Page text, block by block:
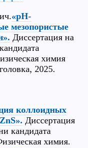
«pH-
мезопористые
Диссертация на
химия
2025.
коллоидных
Диссертация
кандидата
химия.